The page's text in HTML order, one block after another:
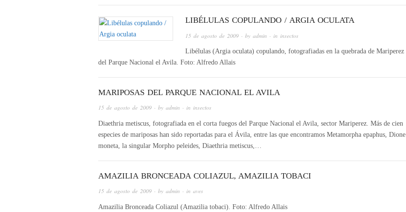
LIBÉLULAS COPULANDO / ARGIA OCULATA
15 de agosto de 2009 · by admin · in insectos
Libélulas (Argia oculata) copulando, fotografiadas en la quebrada de Mariperez
del Parque Nacional el Avila. Foto: Alfredo Allais
MARIPOSAS DEL PARQUE NACIONAL EL AVILA
15 de agosto de 2009 · by admin · in insectos
Diaethria metiscus, fotografiada en el corta fuegos del Parque Nacional el Avila, sector Mariperez. Más de cien
especies de mariposas han sido reportadas para el Ávila, entre las que encontramos Metamorpha epaphus, Dione
moneta, la singular Morpho peleides, Diaethria metiscus,…
AMAZILIA BRONCEADA COLIAZUL, AMAZILIA TOBACI
15 de agosto de 2009 · by admin · in aves
Amazilia Bronceada Coliazul (Amazilia tobaci). Foto: Alfredo Allais